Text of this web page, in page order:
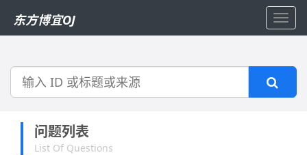
东方博宜OJ
搜
问题列表
List Of Questions